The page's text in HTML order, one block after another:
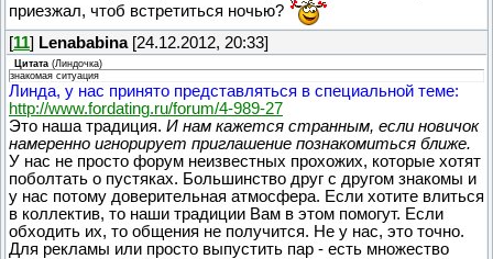
приезжал, чтоб встретиться ночью?
[11] Lenababina[24.12.2012, 20:33]
Цитата (Линдочка)
знакомая ситуация
Линда, у нас принято представляться в специальной теме:
http://www.fordating.ru/forum/4-989-27
Это наша традиция. И нам кажется странным, если новичок
намеренно игнорирует приглашение познакомиться ближе.
У нас не просто форум неизвестных прохожих, которые хотят
поболтать о пустяках. Большинство друг с другом знакомы и
у нас потому доверительная атмосфера. Если хотите влиться
в коллектив, то наши традиции Вам в этом помогут. Если
обходить их, то общения не получится. Не у нас, это точно.
Для рекламы или просто выпустить пар - есть множество